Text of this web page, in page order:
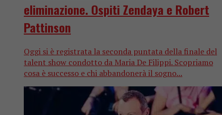
eliminazione. Ospiti Zendaya e Robert
Pattinson
Oggi si è registrata la seconda puntata della finale del
talent show condotto da Maria De Filippi. Scopriamo
cosa è successo e chi abbandonerà il sogno...